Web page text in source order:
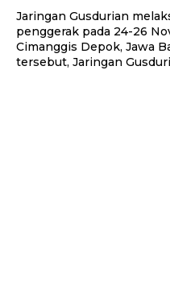
Jaringan Gusdurian
penggerak pada 24-26
Cimanggis Depok, Jawa
tersebut, Jaringan